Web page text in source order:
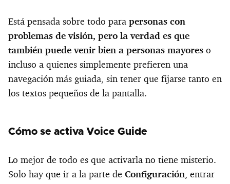
Está pensada sobre todo para personas con
problemas de visión, pero la verdad es que
también puede venir bien a personas mayores o
incluso a quienes simplemente prefieren una
navegación más guiada, sin tener que fijarse tanto en
los textos pequeños de la pantalla.
Cómo se activa Voice Guide
Lo mejor de todo es que activarla no tiene misterio.
Solo hay que ir a la parte de Configuración, entrar